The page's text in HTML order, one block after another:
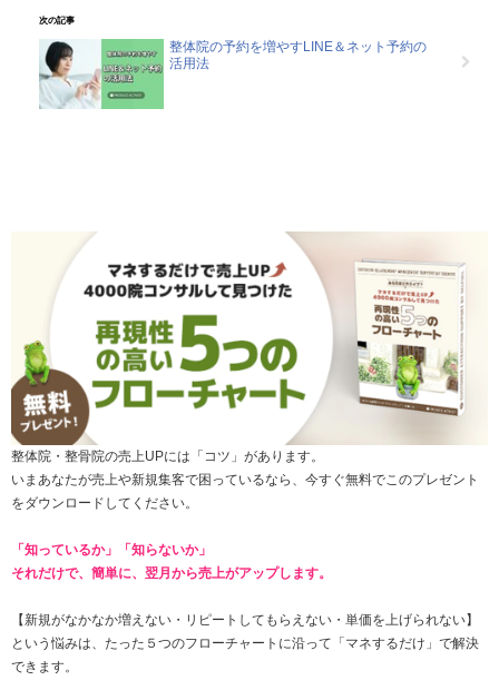
次の記事
整体院の予約を増やすLINE＆ネット予約の
活用法
整体院・整骨院の売上UPには「コツ」があります。
いまあなたが売上や新規集客で困っているなら、今すぐ無料でこのプレゼント
をダウンロードしてください。
「知っているか」「知らないか」
それだけで、簡単に、翌月から売上がアップします。
【新規がなかなか増えない・ リピートしてもらえない ・単価を上げられない】
という悩みは、たった ５つのフローチャートに沿って「マネするだけ」で解決
できます。